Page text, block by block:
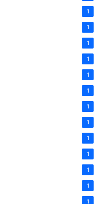
1
1
1
1
1
1
1
1
1
1
1
1
1